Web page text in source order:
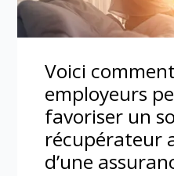
Voici
employeurs
favoriser un
récupérateur
d’une